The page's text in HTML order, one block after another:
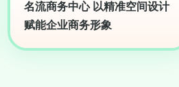
名流商务中心 以精准空间设计
赋能企业商务形象